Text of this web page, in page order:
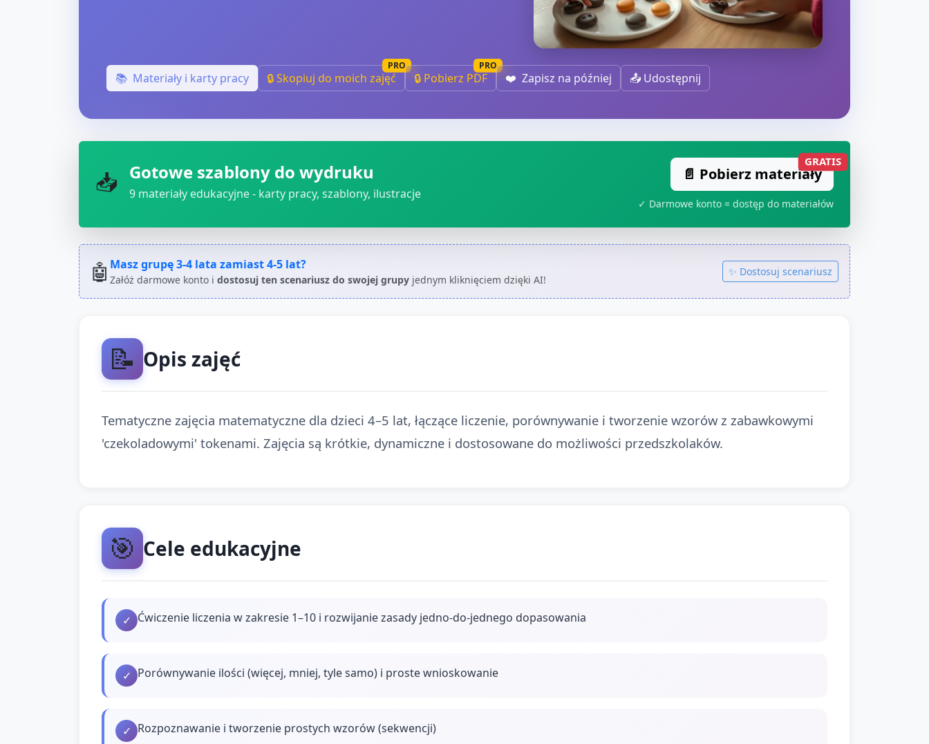
📚 Materiały i karty pracy 🔒 Skopiuj do moich zajęć
PRO
🔒 Pobierz PDF
PRO
❤️ Zapisz na później 📤 Udostępnij
📥 Gotowe szablony do wydruku
9 materiały edukacyjne - karty pracy, szablony, ilustracje
📄 Pobierz materiały
GRATIS
✓ Darmowe konto = dostęp do materiałów
🤖Masz grupę3-4 lata zamiast4-5 lat?
Załóż darmowe konto i dostosuj ten scenariusz do swojej grupy jednym kliknięciem dzięki AI!
✨ Dostosuj scenariusz
📝 Opis zajęć
Tematyczne zajęcia matematyczne dla dzieci 4–5 lat, łączące liczenie, porównywanie i tworzenie wzorów z zabawkowymi
'czekoladowymi' tokenami. Zajęcia są krótkie, dynamiczne i dostosowane do możliwości przedszkolaków.
🎯 Cele edukacyjne
✓ Ćwiczenie liczenia w zakresie 1–10 i rozwijanie zasady jedno‑do‑jednego dopasowania
✓ Porównywanie ilości (więcej, mniej, tyle samo) i proste wnioskowanie
✓ Rozpoznawanie i tworzenie prostych wzorów (sekwencji)